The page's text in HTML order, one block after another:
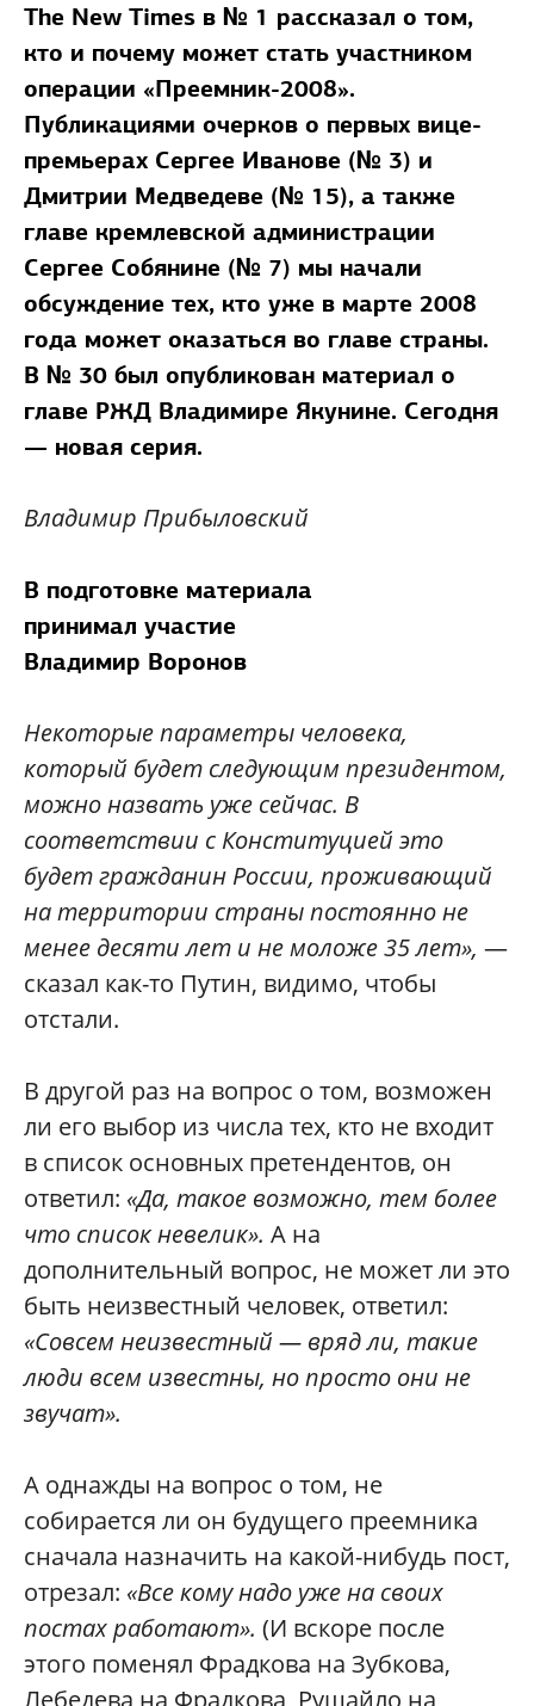
The New Times в № 1 рассказал о том,
кто и почему может стать участником
операции «Преемник-2008».
Публикациями очерков о первых вице-
премьерах Сергее Иванове (№ 3) и
Дмитрии Медведеве (№ 15), а также
главе кремлевской администрации
Сергее Собянине (№ 7) мы начали
обсуждение тех, кто уже в марте 2008
года может оказаться во главе страны.
В № 30 был опубликован материал о
главе РЖД Владимире Якунине. Сегодня
— новая серия.
Владимир Прибыловский
В подготовке материала
принимал участие
Владимир Воронов
Некоторые параметры человека,
который будет следующим президентом,
можно назвать уже сейчас. В
соответствии с Конституцией это
будет гражданин России, проживающий
на территории страны постоянно не
менее десяти лет и не моложе 35 лет», —
сказал как-то Путин, видимо, чтобы
отстали.
В другой раз на вопрос о том, возможен
ли его выбор из числа тех, кто не входит
в список основных претендентов, он
ответил: «Да, такое возможно, тем более
что список невелик». А на
дополнительный вопрос, не может ли это
быть неизвестный человек, ответил:
«Совсем неизвестный — вряд ли, такие
люди всем известны, но просто они не
звучат».
А однажды на вопрос о том, не
собирается ли он будущего преемника
сначала назначить на какой-нибудь пост,
отрезал: «Все кому надо уже на своих
постах работают». (И вскоре после
этого поменял Фрадкова на Зубкова,
Лебедева на Фрадкова, Рушайло на